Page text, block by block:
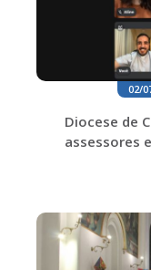
02/
Diocese de
assessores